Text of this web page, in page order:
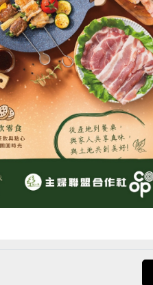
種子球盆栽」一份，歡迎利
味與活力，以實際行動支持
食安 共同購買